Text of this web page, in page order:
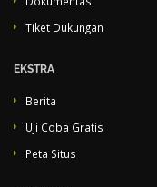
Tiket Dukungan
EKSTRA
Berita
Uji Coba Gratis
Peta Situs